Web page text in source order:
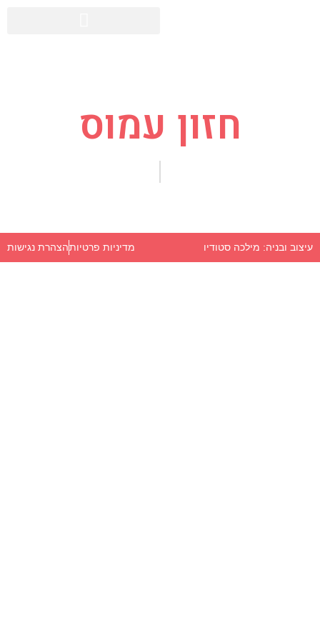
חזון עמוס
עיצוב ובניה: מילכה סטודיו מדיניות פרטיותהצהרת נגישות